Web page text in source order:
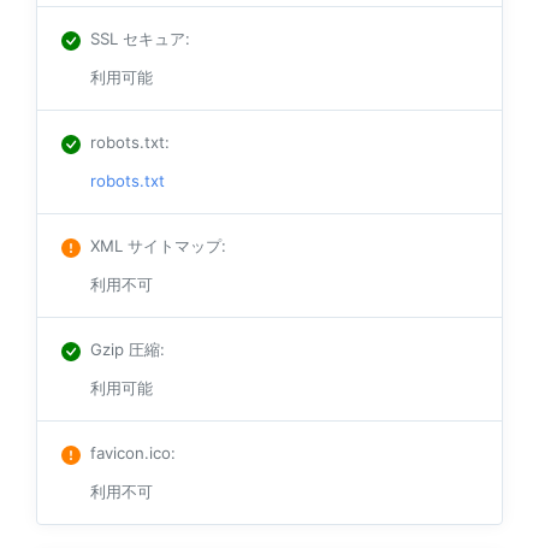
SSL セキュア:
利用可能
robots.txt:
robots.txt
XML サイトマップ:
利用不可
Gzip 圧縮:
利用可能
favicon.ico:
利用不可